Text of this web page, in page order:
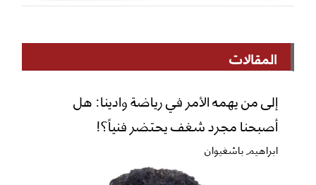
المقالات
إلى من يهمه الأمر في رياضة وادينا: هل
أصبحنا مجرد شغف يحتضر فنياً؟!
ابراهيم باشغيوان